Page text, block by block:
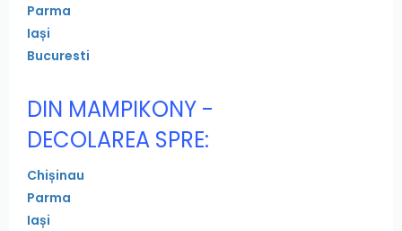
Parma
Iași
Bucuresti
DIN MAMPIKONY -
DECOLAREA SPRE:
Chișinau
Parma
Iași